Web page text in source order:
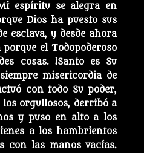
espíritu se alegra en
Dios ha puesto sus
esclava, y desde ahora
el Todopoderoso
cosas. ¡Santo es Su
misericordia de
con todo Su poder,
los orgullosos, derribó a
y puso en alto a los
a los hambrientos
con las manos vacías.